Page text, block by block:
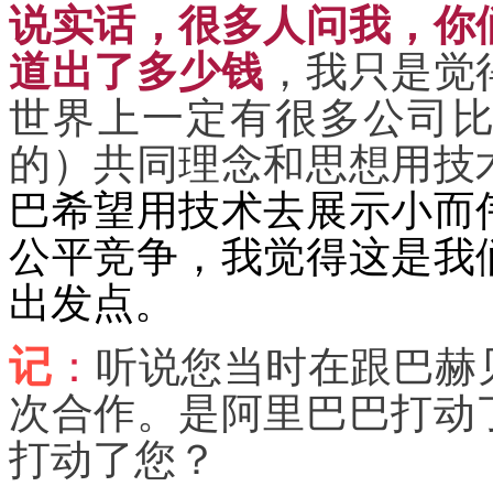
说实话，很多人问我，
道出了多少钱 ，我只是
世界上一定有很多公司
的）共同理念和思想用
巴希望用技术去展示小
公平竞争，我觉得这是
出发点。
记 ： 听说您当时在跟巴
次合作。是阿里巴巴打
打动了您？